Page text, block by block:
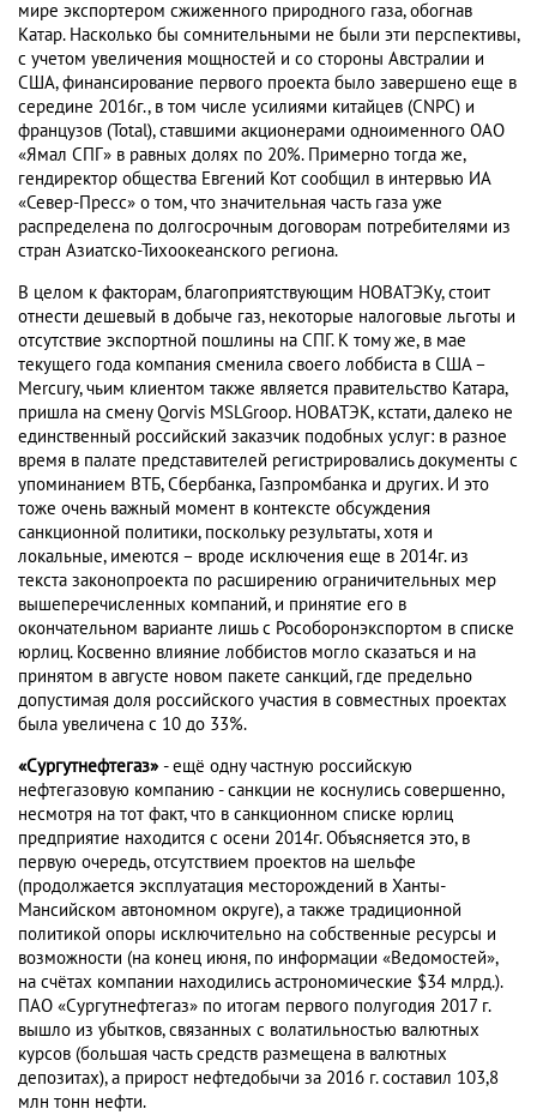
мире экспортером сжиженного природного газа, обогнав
Катар. Насколько бы сомнительными не были эти перспективы,
с учетом увеличения мощностей и со стороны Австралии и
США, финансирование первого проекта было завершено еще в
середине 2016г., в том числе усилиями китайцев (CNPC) и
французов (Total), ставшими акционерами одноименного ОАО
«Ямал СПГ» в равных долях по 20%. Примерно тогда же,
гендиректор общества Евгений Кот сообщил в интервью ИА
«Север-Пресс» о том, что значительная часть газа уже
распределена по долгосрочным договорам потребителями из
стран Азиатско-Тихоокеанского региона.
В целом к факторам, благоприятствующим НОВАТЭКу, стоит
отнести дешевый в добыче газ, некоторые налоговые льготы и
отсутствие экспортной пошлины на СПГ. К тому же, в мае
текущего года компания сменила своего лоббиста в США –
Mercury, чьим клиентом также является правительство Катара,
пришла на смену Qorvis MSLGroop. НОВАТЭК, кстати, далеко не
единственный российский заказчик подобных услуг: в разное
время в палате представителей регистрировались документы с
упоминанием ВТБ, Сбербанка, Газпромбанка и других. И это
тоже очень важный момент в контексте обсуждения
санкционной политики, поскольку результаты, хотя и
локальные, имеются – вроде исключения еще в 2014г. из
текста законопроекта по расширению ограничительных мер
вышеперечисленных компаний, и принятие его в
окончательном варианте лишь с Рособоронэкспортом в списке
юрлиц. Косвенно влияние лоббистов могло сказаться и на
принятом в августе новом пакете санкций, где предельно
допустимая доля российского участия в совместных проектах
была увеличена с 10 до 33%.
«Сургутнефтегаз»- ещё одну частную российскую
нефтегазовую компанию - санкции не коснулись совершенно,
несмотря на тот факт, что в санкционном списке юрлиц
предприятие находится с осени 2014г. Объясняется это, в
первую очередь, отсутствием проектов на шельфе
(продолжается эксплуатация месторождений в Ханты-
Мансийском автономном округе), а также традиционной
политикой опоры исключительно на собственные ресурсы и
возможности (на конец июня, по информации «Ведомостей»,
на счётах компании находились астрономические $34 млрд.).
ПАО «Сургутнефтегаз» по итогам первого полугодия 2017 г.
вышло из убытков, связанных с волатильностью валютных
курсов (большая часть средств размещена в валютных
депозитах), а прирост нефтедобычи за 2016 г. составил 103,8
млн тонн нефти.